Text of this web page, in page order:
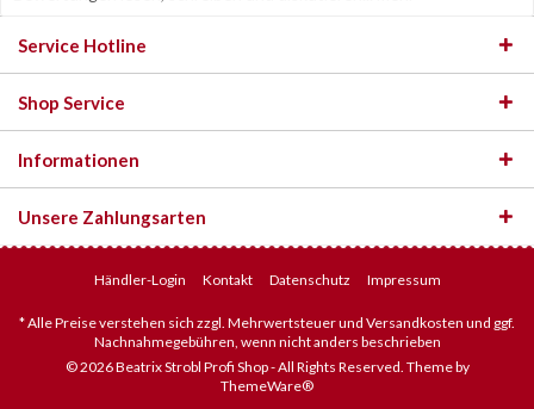
Service Hotline
Shop Service
Informationen
Unsere Zahlungsarten
Händler-Login Kontakt Datenschutz Impressum
* Alle Preise verstehen sich zzgl. Mehrwertsteuer und Versandkosten und ggf.
Nachnahmegebühren, wenn nicht anders beschrieben
© 2026 Beatrix Strobl Profi Shop - All Rights Reserved. Theme by
ThemeWare®